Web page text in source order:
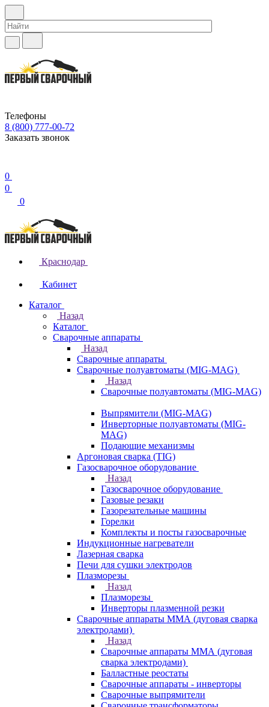
Телефоны
8 (800) 777-00-72
Заказать звонок
0
0
0
Краснодар
Кабинет
Каталог
Назад
Каталог
Сварочные аппараты
Назад
Сварочные аппараты
Сварочные полуавтоматы (MIG-MAG)
Назад
Сварочные полуавтоматы (MIG-MAG)
Выпрямители (MIG-MAG)
Инверторные полуавтоматы (MIG-
MAG)
Подающие механизмы
Аргоновая сварка (TIG)
Газосварочное оборудование
Назад
Газосварочное оборудование
Газовые резаки
Газорезательные машины
Горелки
Комплекты и посты газосварочные
Индукционные нагреватели
Лазерная сварка
Печи для сушки электродов
Плазморезы
Назад
Плазморезы
Инверторы плазменной резки
Сварочные аппараты ММА (дуговая сварка
электродами)
Назад
Сварочные аппараты ММА (дуговая
сварка электродами)
Балластные реостаты
Сварочные аппараты - инверторы
Сварочные выпрямители